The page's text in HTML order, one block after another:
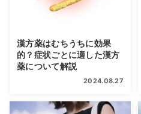
漢方薬はむちうちに効果
的？症状ごとに適した漢方
薬について解説
2024.08.27